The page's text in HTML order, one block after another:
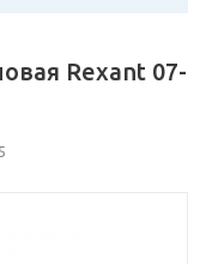
Rexant 07-